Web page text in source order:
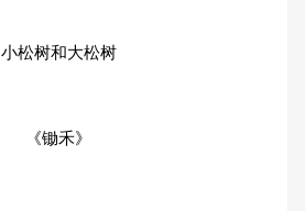
小松树和大松树
《锄禾》